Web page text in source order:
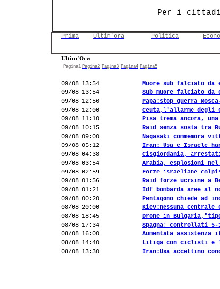
Per i
Prima Ultim'ora Politica
Ultim'Ora
Pagina1 Pagina2 Pagina3 Pagina4 Pagina5
09/08 13:54
Muore sub falciato da
09/08 13:54
Sub muore falciato da
09/08 12:56
Papa:stop guerra
09/08 12:00
Ceuta,l'allarme degli
09/08 11:10
Pisa trema ancora,
09/08 10:15
Raid senza sosta tra
09/08 09:00
Nagasaki commemora
09/08 05:12
Iran: Usa e Israele
09/08 04:38
Cisgiordania,
09/08 03:54
Arabia, esplosioni nel
09/08 02:59
Forze israeliane
09/08 01:56
Raid forze ucraine a
09/08 01:21
Idf bombarda aree al
09/08 00:20
Pentagono chiede ad
08/08 20:00
Kiev:nessuna
08/08 18:45
Drone in
08/08 17:34
Spagna: controllati 5-
08/08 16:00
Aumentata assistenza
08/08 14:40
Litiga con ciclisti
08/08 13:30
Iran:Usa accettino